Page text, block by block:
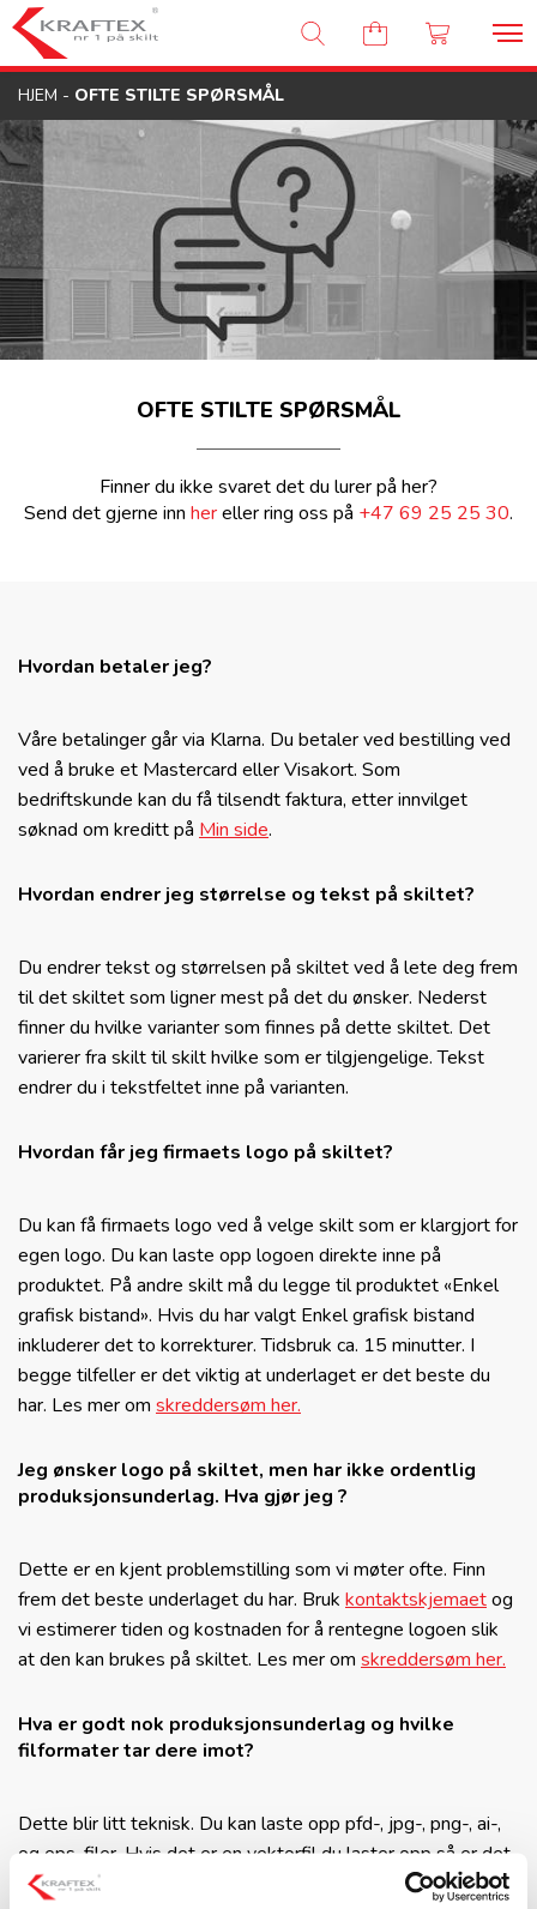
Kraftex - nr 1 på skilt
HJEM - OFTE STILTE SPØRSMÅL
OFTE STILTE SPØRSMÅL
Finner du ikke svaret det du lurer på her?
Send det gjerne inn hereller ring oss på +47 69 25 25 30.
Hvordan betaler jeg?
Våre betalinger går via Klarna. Du betaler ved bestilling ved
ved å bruke et Mastercard eller Visakort. Som
bedriftskunde kan du få tilsendt faktura, etter innvilget
søknad om kreditt på Min side.
Hvordan endrer jeg størrelse og tekst på skiltet?
Du endrer tekst og størrelsen på skiltet ved å lete deg frem
til det skiltet som ligner mest på det du ønsker. Nederst
finner du hvilke varianter som finnes på dette skiltet. Det
varierer fra skilt til skilt hvilke som er tilgjengelige. Tekst
endrer du i tekstfeltet inne på varianten.
Hvordan får jeg firmaets logo på skiltet?
Du kan få firmaets logo ved å velge skilt som er klargjort for
egen logo. Du kan laste opp logoen direkte inne på
produktet. På andre skilt må du legge til produktet «Enkel
grafisk bistand». Hvis du har valgt Enkel grafisk bistand
inkluderer det to korrekturer. Tidsbruk ca. 15 minutter. I
begge tilfeller er det viktig at underlaget er det beste du
har. Les mer om skreddersøm her.
Jeg ønsker logo på skiltet, men har ikke ordentlig
produksjonsunderlag. Hva gjør jeg ?
Dette er en kjent problemstilling som vi møter ofte. Finn
frem det beste underlaget du har. Bruk kontaktskjemaetog
vi estimerer tiden og kostnaden for å rentegne logoen slik
at den kan brukes på skiltet. Les mer om skreddersøm her.
Hva er godt nok produksjonsunderlag og hvilke
filformater tar dere imot?
Dette blir litt teknisk. Du kan laste opp pfd-, jpg-, png-, ai-,
og eps-filer. Hvis det er en vektorfil du laster opp så er det
viktig at alle skrifter er fjernet. Bildefiler skal helst ha